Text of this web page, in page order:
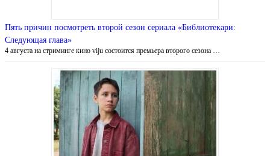
Пять причин посмотреть второй сезон сериала «Библиотекари:
Следующая глава»
4 августа на стриминге кино viju состоится премьера второго сезона …